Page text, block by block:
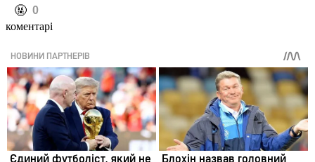
️🤬 0
коментарі